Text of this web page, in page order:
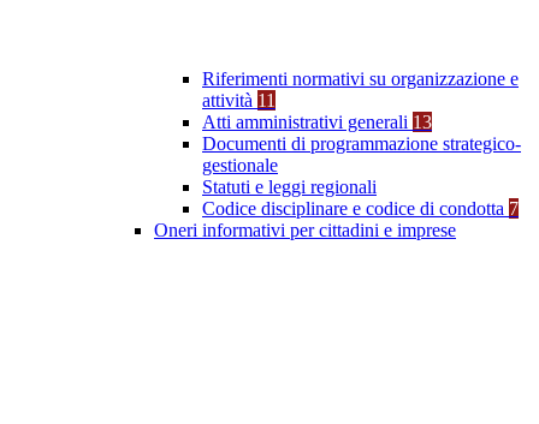
Riferimenti normativi su organizzazione e
attività 11
Atti amministrativi generali 13
Documenti di programmazione strategico-
gestionale
Statuti e leggi regionali
Codice disciplinare e codice di condotta 7
Oneri informativi per cittadini e imprese